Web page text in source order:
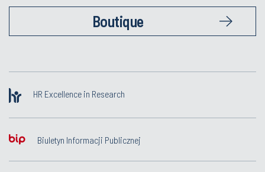
Boutique
HR Excellence in Research
Biuletyn Informacji Publicznej